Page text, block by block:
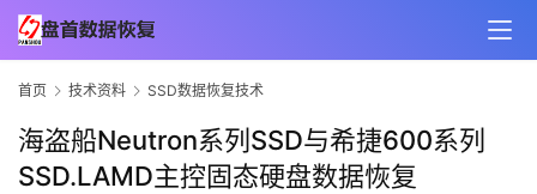
首页 技术资料 SSD数据恢复技术
海盗船Neutron系列SSD与希捷600系列
SSD.LAMD主控固态硬盘数据恢复